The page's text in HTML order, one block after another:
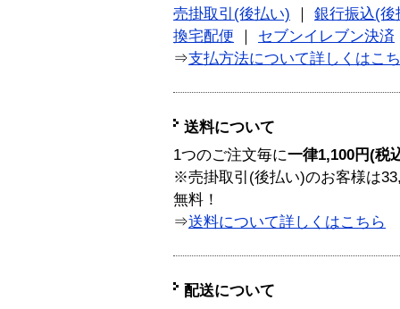
売掛取引(後払い)
銀行振込(後
換宅配便
セブンイレブン決済
⇒支払方法について詳しくはこ
送料について
1つのご注文毎に一律1,100円(税
※売掛取引(後払い)のお客様は
無料！
⇒送料について詳しくはこちら
配送について